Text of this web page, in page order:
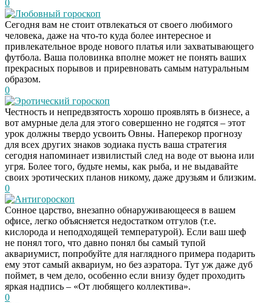
0
Любовный гороскоп
Сегодня вам не стоит отвлекаться от своего любимого
человека, даже на что-то куда более интересное и
привлекательное вроде нового платья или захватывающего
футбола. Ваша половинка вполне может не понять ваших
прекрасных порывов и приревновать самым натуральным
образом.
0
Эротический гороскоп
Честность и непредвзятость хорошо проявлять в бизнесе, а
вот амурные дела для этого совершенно не годятся – этот
урок должны твердо усвоить Овны. Наперекор прогнозу
для всех других знаков зодиака пусть ваша стратегия
сегодня напоминает извилистый след на воде от вьюна или
угря. Более того, будьте немы, как рыба, и не выдавайте
своих эротических планов никому, даже друзьям и близким.
0
Антигороскоп
Сонное царство, внезапно обнаруживающееся в вашем
офисе, легко объясняется недостатком отгулов (т.е.
кислорода и неподходящей температурой). Если ваш шеф
не понял того, что давно понял бы самый тупой
аквариумист, попробуйте для наглядного примера подарить
ему этот самый аквариум, но без аэратора. Тут уж даже дуб
поймет, в чем дело, особенно если внизу будет проходить
яркая надпись – «От любящего коллектива».
0